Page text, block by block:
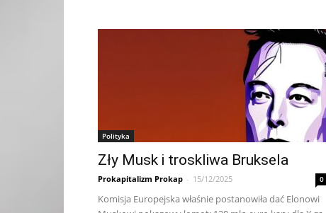
Polityka
Zły Musk i troskliwa Bruksela
Prokapitalizm Prokap - 15/12/2025 0
Komisja Europejska właśnie postanowiła dać Elonowi